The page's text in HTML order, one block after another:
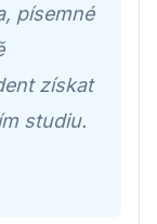
písemné
získat
studiu.